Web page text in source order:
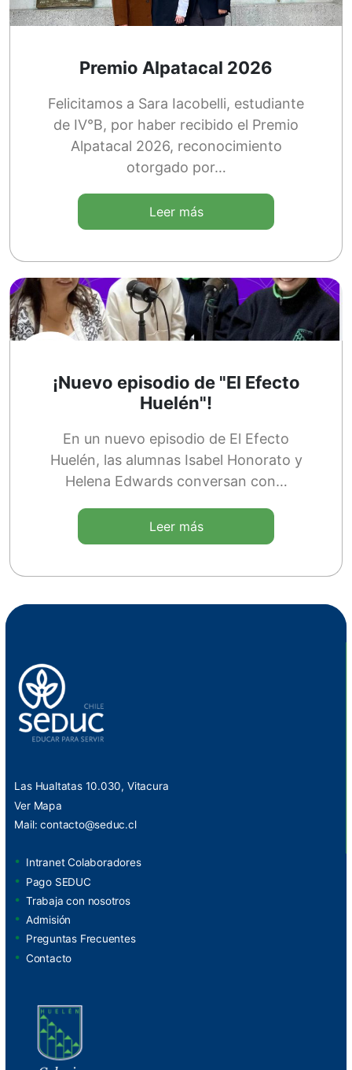
Premio Alpatacal 2026
Felicitamos a Sara Iacobelli, estudiante
de IV°B, por haber recibido el Premio
Alpatacal 2026, reconocimiento
otorgado por…
Leer más
¡Nuevo episodio de "El Efecto
Huelén"!
En un nuevo episodio de El Efecto
Huelén, las alumnas Isabel Honorato y
Helena Edwards conversan con…
Leer más
Las Hualtatas 10.030, Vitacura
Ver Mapa
Mail:contacto@seduc.cl
Intranet Colaboradores
Pago SEDUC
Trabaja con nosotros
Admisión
Preguntas Frecuentes
Contacto